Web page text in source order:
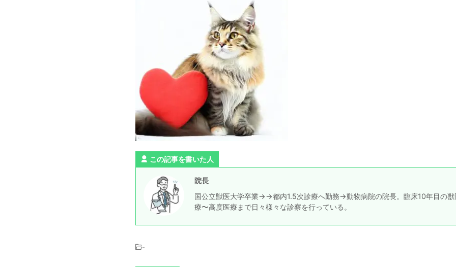
この記事を書いた人
院長
国公立獣医大学卒業→→都内1.5次診療へ勤務→動物病院の院長。臨床10年目の獣
療〜高度医療まで日々様々な診察を行っている。
-